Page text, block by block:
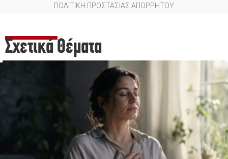
ΠΟΛΙΤΙΚΗ ΠΡΟΣΤΑΣΙΑΣ ΑΠΟΡΡΗΤΟΥ
Σχετικά Θέματα